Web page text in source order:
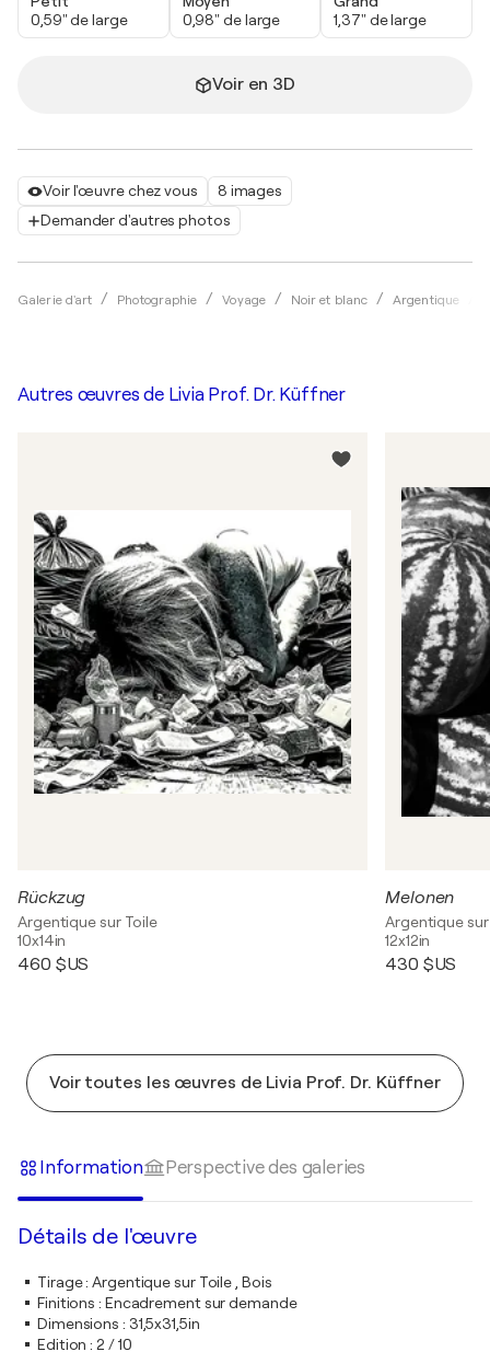
Voir l'œuvre chez vous
8 images
Demander d'autres photos
Galerie d'art Photographie Voyage Noir et blanc Argentique
0,59" de large
0,98" de large
1,37" de large
Voir en 3D
Autres œuvres de Livia Prof. Dr. Küffner
Rückzug
Argentique sur Toile
10x14in
460 $US
Melonen
Argentique
12x12in
430 $US
Voir toutes les œuvres de Livia Prof. Dr. Küffner
Information Perspective des galeries
Détails de l'œuvre
Tirage:Argentique sur Toile , Bois
Finitions : Encadrement sur demande
Dimensions : 31,5x31,5in
Edition :2 / 10